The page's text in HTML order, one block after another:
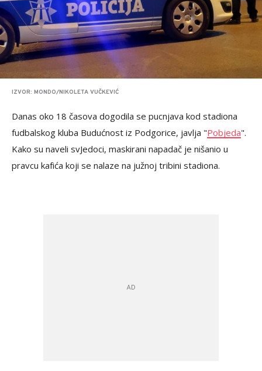
IZVOR: MONDO/NIKOLETA VUČKEVIĆ
Danas oko 18 časova dogodila se pucnjava kod stadiona
fudbalskog kluba Budućnost iz Podgorice, javlja "Pobjeda".
Kako su naveli svJedoci, maskirani napadač je nišanio u
pravcu kafića koji se nalaze na južnoj tribini stadiona.